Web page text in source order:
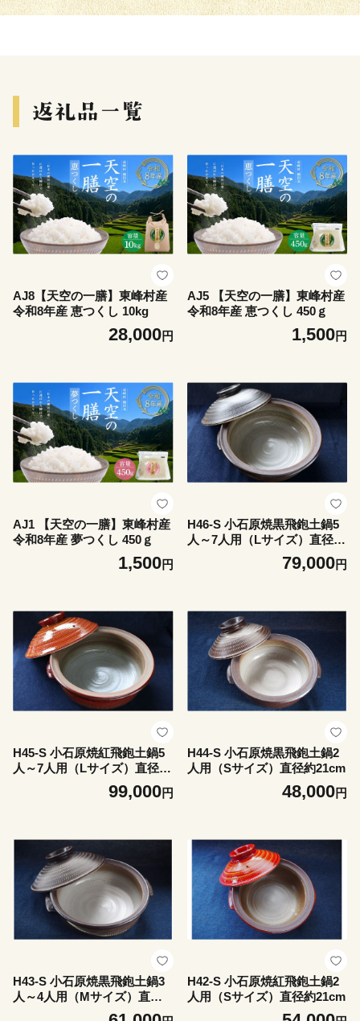
AJ8【天空の一膳】東峰村産
令和8年産 恵つくし 10kg
28,000円
AJ5 【天空の一膳】東峰村産
令和8年産 恵つくし 450ｇ
1,500円
AJ1 【天空の一膳】東峰村産
令和8年産 夢つくし 450ｇ
1,500円
H46-S 小石原焼黒飛鉋土鍋5
人～7人用（Lサイズ）直径約
79,000円
H45-S 小石原焼紅飛鉋土鍋5
人～7人用（Lサイズ）直径約
99,000円
H44-S 小石原焼黒飛鉋土鍋2
人用（Sサイズ）直径約21cm
48,000円
H43-S 小石原焼黒飛鉋土鍋3
人～4人用（Mサイズ）直径
H42-S 小石原焼紅飛鉋土鍋2
人用（Sサイズ）直径約21cm